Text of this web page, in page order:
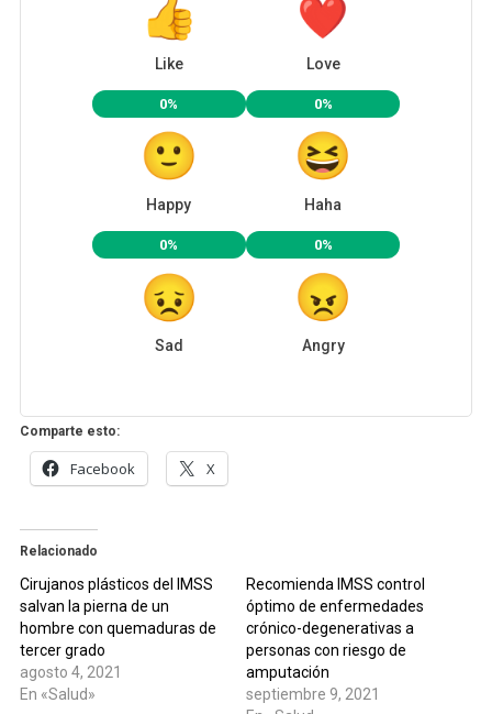
Like Love
0%
Happy
0%
Haha
0%
Sad
0%
Angry
Comparte esto:
Facebook X
Relacionado
Cirujanos plásticos del IMSS
salvan la pierna de un
hombre con quemaduras de
tercer grado
agosto 4, 2021
En «Salud»
Recomienda IMSS control
óptimo de enfermedades
crónico-degenerativas a
personas con riesgo de
amputación
septiembre 9, 2021